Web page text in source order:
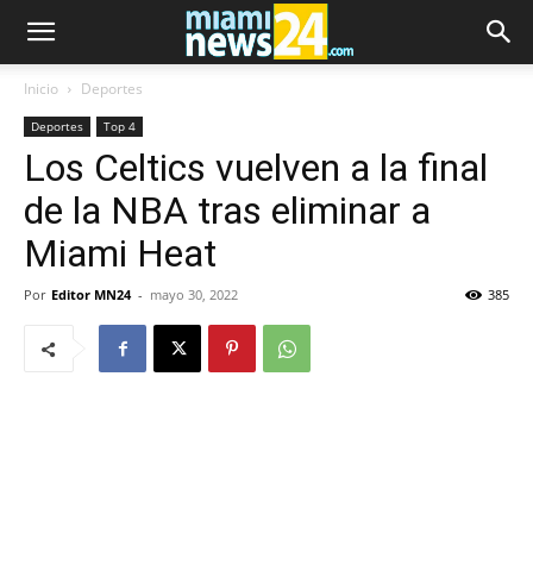
Inicio Deportes
Deportes Top 4
Los Celtics vuelven a la final
de la NBA tras eliminar a
Miami Heat
Por Editor MN24 - mayo 30, 2022 385